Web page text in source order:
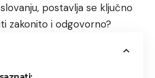
postavlja se ključno
zakonito i odgovorno?